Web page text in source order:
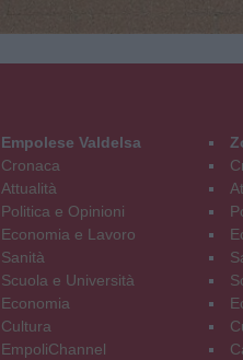
Empolese Valdelsa
Cronaca
Attualità
Politica e Opinioni
Economia e Lavoro
Sanità
Scuola e Università
Economia
Cultura
EmpoliChannel